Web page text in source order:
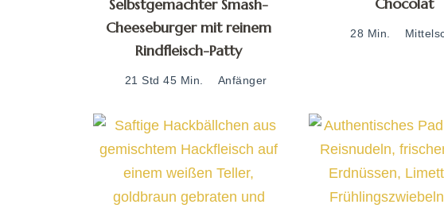
Selbstgemachter Smash-
Cheeseburger mit reinem
Rindfleisch-Patty
21 Std 45 Min. Anfänger
28 Min.